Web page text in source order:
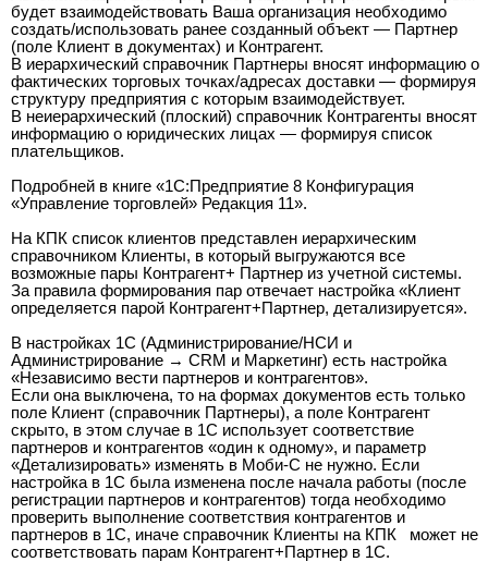
будет взаимодействовать Ваша организация необходимо
создать/использовать ранее созданный объект — Партнер
(поле Клиент в документах) и Контрагент.
В иерархический справочник Партнеры вносят информацию о
фактических торговых точках/адресах доставки — формируя
структуру предприятия с которым взаимодействует.
В неиерархический (плоский) справочник Контрагенты вносят
информацию о юридических лицах — формируя список
плательщиков.
Подробней в книге «1С:Предприятие 8 Конфигурация
«Управление торговлей» Редакция 11».
На КПК список клиентов представлен иерархическим
справочником Клиенты, в который выгружаются все
возможные пары Контрагент+ Партнер из учетной системы.
За правила формирования пар отвечает настройка «Клиент
определяется парой Контрагент+Партнер, детализируется».
В настройках 1С (Администрирование/НСИ и
Администрирование → CRM и Маркетинг) есть настройка
«Независимо вести партнеров и контрагентов».
Если она выключена, то на формах документов есть только
поле Клиент (справочник Партнеры), а поле Контрагент
скрыто, в этом случае в 1С использует соответствие
партнеров и контрагентов «один к одному», и параметр
«Детализировать» изменять в Моби-С не нужно. Если
настройка в 1С была изменена после начала работы (после
регистрации партнеров и контрагентов) тогда необходимо
проверить выполнение соответствия контрагентов и
партнеров в 1С, иначе справочник Клиенты на КПК может не
соответствовать парам Контрагент+Партнер в 1С.